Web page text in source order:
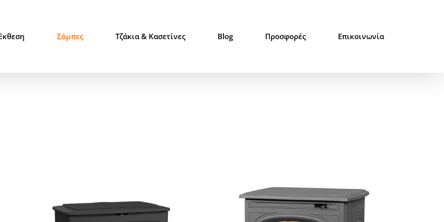
Σόμπες Τζάκια & Κασετίνες Blog Προσφορές Επικοινωνία